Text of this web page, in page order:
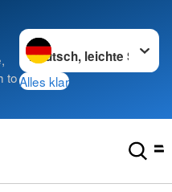
to
Sprache wechseln zu
Alles klar